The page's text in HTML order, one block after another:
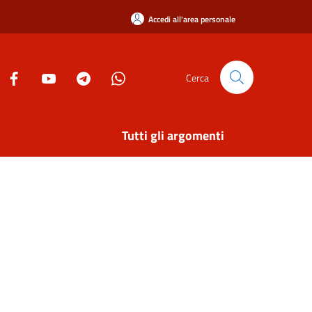
Accedi all'area personale
Cerca
Tutti gli argomenti